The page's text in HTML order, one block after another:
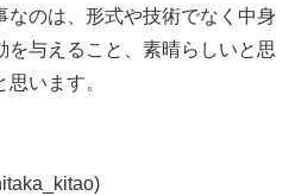
なのは、形式や技術でなく中身
を与えること、素晴らしいと思
います。